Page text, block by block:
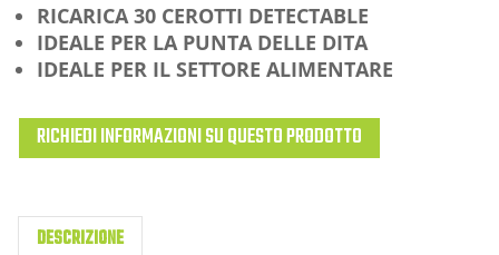
RICARICA 30 CEROTTI DETECTABLE
IDEALE PER LA PUNTA DELLE DITA
IDEALE PER IL SETTORE ALIMENTARE
RICHIEDI INFORMAZIONI SU QUESTO PRODOTTO
DESCRIZIONE